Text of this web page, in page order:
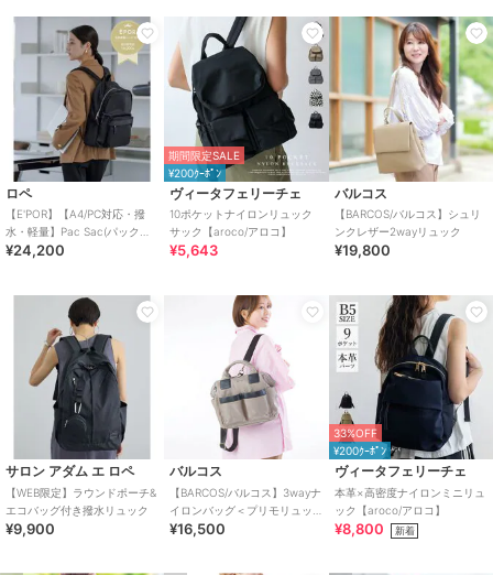
ロペ
【E'POR】【A4/PC対応・撥
水・軽量】Pac Sac(パックサ
ック)/累計15，000点販売・
¥24,200
期間限定SALE
¥200ｸｰﾎﾟﾝ
ヴィータフェリーチェ
10ポケットナイロンリュック
サック【aroco/アロコ】
¥5,643
バルコス
【BARCOS/バルコス】シュリ
ンクレザー2wayリュック
¥19,800
サロン アダム エ ロペ
【WEB限定】ラウンドポーチ&
エコバッグ付き撥水リュック
¥9,900
バルコス
【BARCOS/バルコス】3wayナ
イロンバッグ＜プリモリュッ
ク＞口金タイプ
¥16,500
33%OFF
¥200ｸｰﾎﾟﾝ
ヴィータフェリーチェ
本革×高密度ナイロンミニリュ
ック【aroco/アロコ】
¥8,800 新着